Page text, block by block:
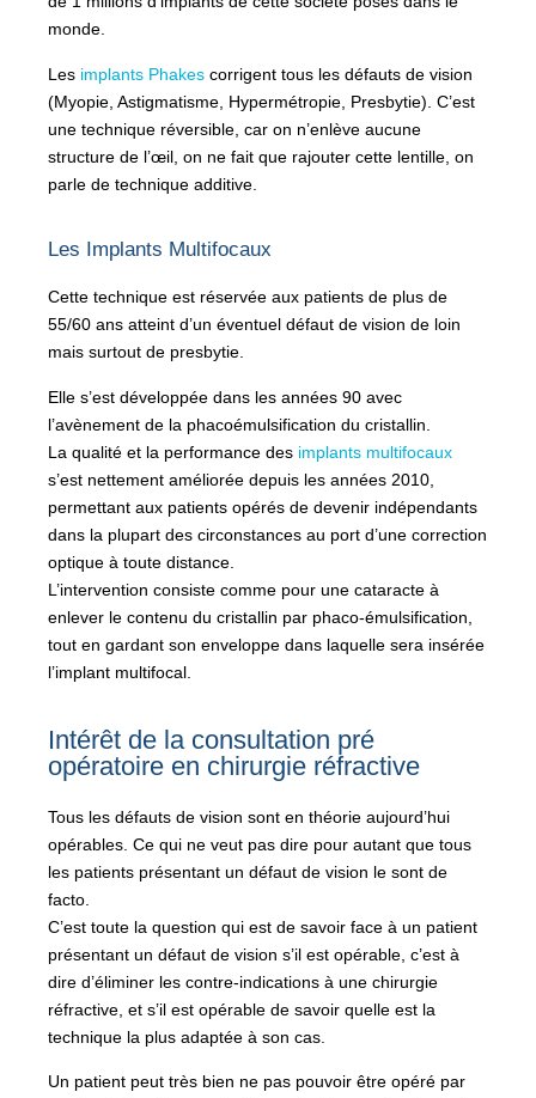
monde.
Les implants Phakes corrigent tous les défauts de vision
(Myopie, Astigmatisme, Hypermétropie, Presbytie). C’est
une technique réversible, car on n’enlève aucune
structure de l’œil, on ne fait que rajouter cette lentille, on
parle de technique additive.
Les Implants Multifocaux
Cette technique est réservée aux patients de plus de
55/60 ans atteint d’un éventuel défaut de vision de loin
mais surtout de presbytie.
Elle s’est développée dans les années 90 avec
l’avènement de la phacoémulsification du cristallin.
La qualité et la performance des implants multifocaux
s’est nettement améliorée depuis les années 2010,
permettant aux patients opérés de devenir indépendants
dans la plupart des circonstances au port d’une correction
optique à toute distance.
L’intervention consiste comme pour une cataracte à
enlever le contenu du cristallin par phaco-émulsification,
tout en gardant son enveloppe dans laquelle sera insérée
l’implant multifocal.
Intérêt de la consultation pré
opératoire en chirurgie réfractive
Tous les défauts de vision sont en théorie aujourd’hui
opérables. Ce qui ne veut pas dire pour autant que tous
les patients présentant un défaut de vision le sont de
facto.
C’est toute la question qui est de savoir face à un patient
présentant un défaut de vision s’il est opérable, c’est à
dire d’éliminer les contre-indications à une chirurgie
réfractive, et s’il est opérable de savoir quelle est la
technique la plus adaptée à son cas.
Un patient peut très bien ne pas pouvoir être opéré par